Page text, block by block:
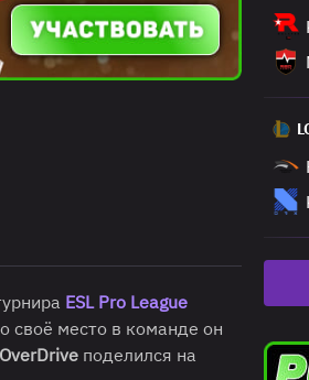
ESL Pro League
своё место в команде он
OverDrive поделился на